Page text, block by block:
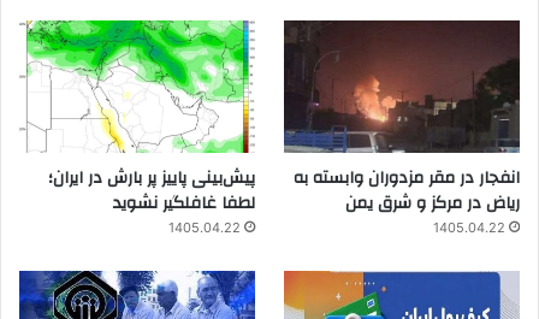
انفجار در مقر مزدوران وابسته به
ریاض در مرکز و شرق یمن
1405.04.22
پیش‌بینی پاییز پر بارش در ایران؛
لطفا غافلگیر نشوید
1405.04.22